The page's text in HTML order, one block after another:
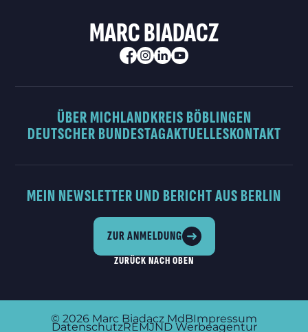
MARC BIADACZ
ÜBER MICHLANDKREIS BÖBLINGEN
DEUTSCHER BUNDESTAGAKTUELLESKONTAKT
MEIN NEWSLETTER UND BERICHT AUS BERLIN
ZUR ANMELDUNG
ZURÜCK NACH OBEN
© 2026 Marc Biadacz MdBImpressum
DatenschutzREMJND Werbeagentur